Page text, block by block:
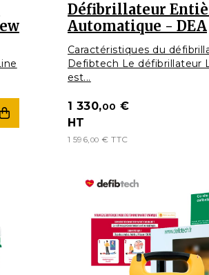
Défibrillateur
Automatique - DEA
Caractéristiques du
Defibtech Le défibrillateur
est...
1 330,00 €
HT
1 596,00 € TTC